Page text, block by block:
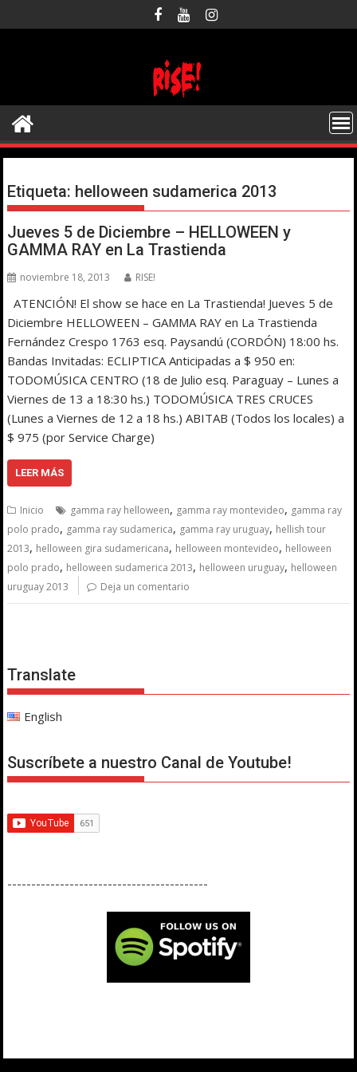
al
Etiqueta: helloween sudamerica 2013
Jueves 5 de Diciembre – HELLOWEEN y
GAMMA RAY en La Trastienda
noviembre 18, 2013 RISE!
ATENCIÓN! El show se hace en La Trastienda! Jueves 5 de
Diciembre HELLOWEEN – GAMMA RAY en La Trastienda
Fernández Crespo 1763 esq. Paysandú (CORDÓN) 18:00 hs.
Bandas Invitadas: ECLIPTICA Anticipadas a $ 950 en:
TODOMÚSICA CENTRO (18 de Julio esq. Paraguay – Lunes a
Viernes de 13 a 18:30 hs.) TODOMÚSICA TRES CRUCES
(Lunes a Viernes de 12 a 18 hs.) ABITAB (Todos los locales) a
$ 975 (por Service Charge)
LEER MÁS
Inicio gamma ray helloween, gamma ray montevideo, gamma ray
polo prado, gamma ray sudamerica, gamma ray uruguay, hellish tour
2013, helloween gira sudamericana, helloween montevideo, helloween
polo prado, helloween sudamerica 2013, helloween uruguay, helloween
uruguay 2013
Deja un comentario
Translate
English
Suscríbete a nuestro Canal de Youtube!
------------------------------------------